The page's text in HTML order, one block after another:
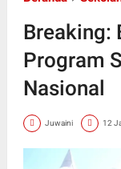
Breaking:
Program
Nasional
Juwaini 12